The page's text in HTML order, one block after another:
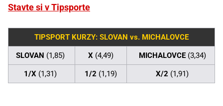
Stavte si v Tipsporte
TIPSPORT KURZY: SLOVAN vs. MICHALOVCE
SLOVAN (1,85) X (4,49) MICHALOVCE(3,34)
1/X(1,31) 1/2 (1,19) X/2 (1,91)